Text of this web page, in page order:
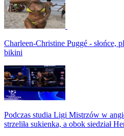
Charleen-Christine Puggé - słońce,
bikini
Podczas studia Ligi Mistrzów w
strzeliła sukienka, a obok siedział